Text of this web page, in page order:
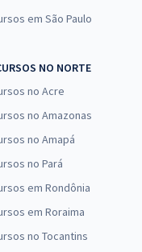
em São Paulo
NO NORTE
no Acre
no Amazonas
no Amapá
no Pará
em Rondônia
em Roraima
no Tocantins